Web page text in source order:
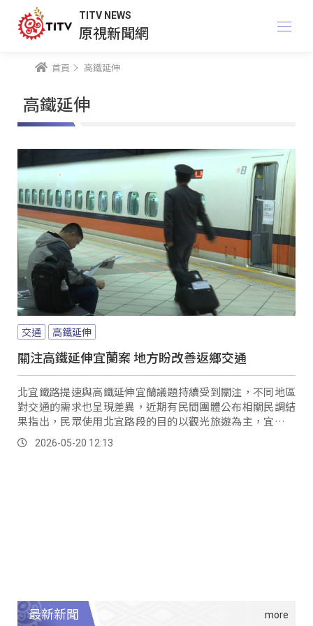
TITV NEWS
原視新聞網
首頁 高鐵延伸
高鐵延伸
交通 高鐵延伸
關注高鐵延伸宜蘭案 地方盼改善返鄉交通
北宜鐵路提速與高鐵延伸宜蘭議題持續受到關注，不同地區
對交通的需求也呈現差異，近期有民間團體公布相關民調結
果指出，民眾使用北宜路段的目的以觀光旅遊為主，宜花東
縣民則以探訪親友比率為較高，在交通工具使用方面，花東
民眾往返宜蘭西部各縣市比較依賴台鐵。
2026-05-20 12:13
最新新聞